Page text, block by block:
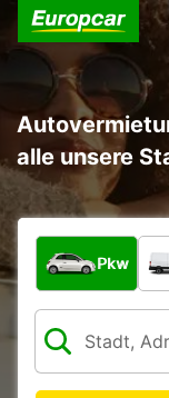
alle unsere
Welche Art von
Pkw